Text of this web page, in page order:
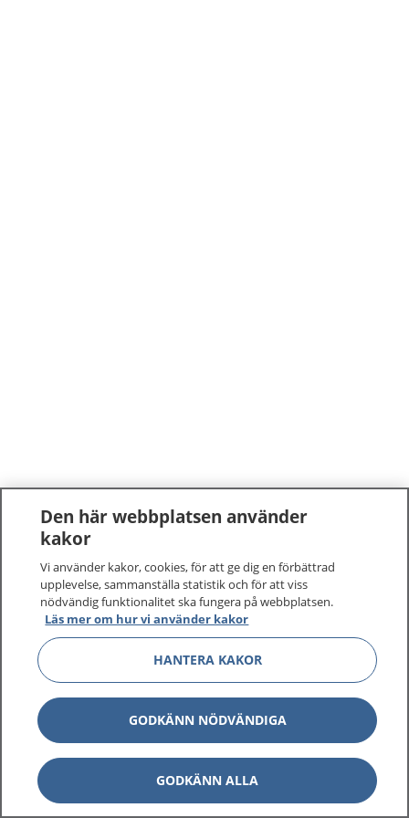
Den här webbplatsen använder
kakor
Vi använder kakor, cookies, för att ge dig en förbättrad
upplevelse, sammanställa statistik och för att viss
nödvändig funktionalitet ska fungera på webbplatsen.
Läs mer om hur vi använder kakor
HANTERA KAKOR
GODKÄNN NÖDVÄNDIGA
GODKÄNN ALLA